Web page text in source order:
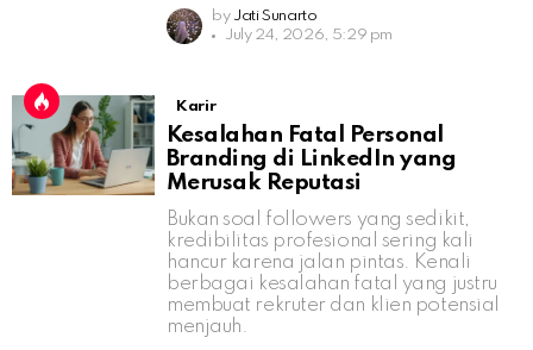
by Jati Sunarto
July 24, 2026, 5:29 pm
Karir
Kesalahan Fatal Personal
Branding di LinkedIn yang
Merusak Reputasi
Bukan soal followers yang sedikit,
kredibilitas profesional sering kali
hancur karena jalan pintas. Kenali
berbagai kesalahan fatal yang justru
membuat rekruter dan klien potensial
menjauh.